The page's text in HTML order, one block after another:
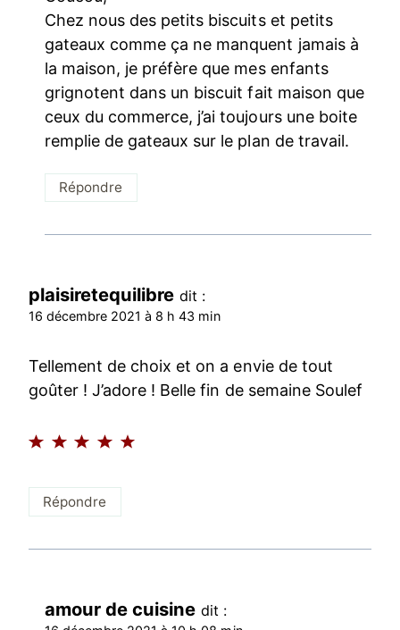
Chez nous des petits biscuits et petits
gateaux comme ça ne manquent jamais à
la maison, je préfère que mes enfants
grignotent dans un biscuit fait maison que
ceux du commerce, j’ai toujours une boite
remplie de gateaux sur le plan de travail.
Répondre
plaisiretequilibre dit :
16 décembre 2021 à 8 h 43 min
Tellement de choix et on a envie de tout
goûter ! J’adore ! Belle fin de semaine Soulef
Répondre
amour de cuisine dit :